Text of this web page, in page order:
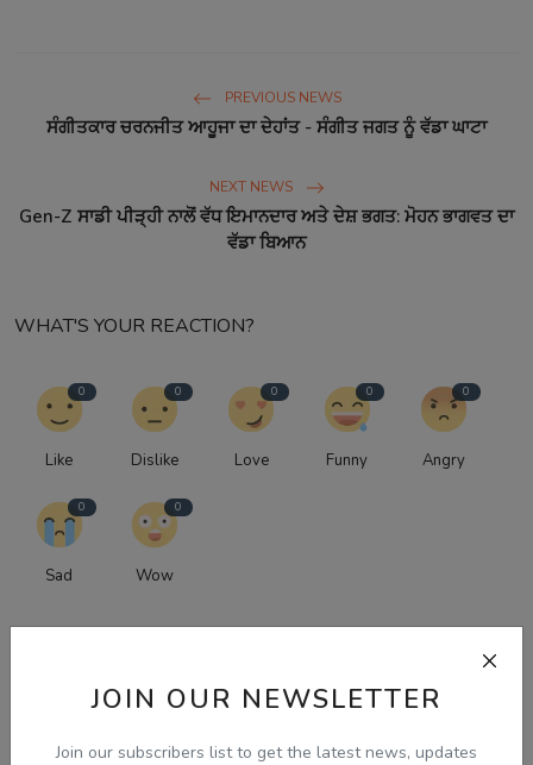
JOIN OUR NEWSLETTER
Join our subscribers list to get the latest news, updates
PREVIOUS NEWS
ਸੰਗੀਤਕਾਰ ਚਰਨਜੀਤ ਆਹੂਜਾ ਦਾ ਦੇਹਾਂਤ - ਸੰਗੀਤ ਜਗਤ ਨੂੰ ਵੱਡਾ ਘਾਟਾ
NEXT NEWS
Gen-Z ਸਾਡੀ ਪੀੜ੍ਹੀ ਨਾਲੋਂ ਵੱਧ ਇਮਾਨਦਾਰ ਅਤੇ ਦੇਸ਼ ਭਗਤ: ਮੋਹਨ ਭਾਗਵਤ ਦਾ
ਵੱਡਾ ਬਿਆਨ
WHAT'S YOUR REACTION?
0
Like
0
Dislike
0
Love
0
Funny
0
Angry
0
Sad
0
Wow